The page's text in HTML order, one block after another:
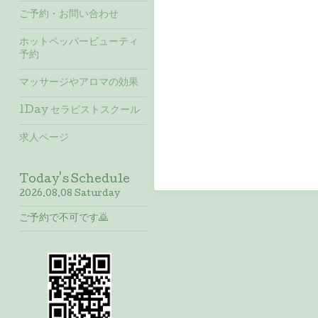
ご予約・お問い合わせ
ホットペッパービューティ
予約
マッサージやアロマの効果
1Day セラピストスクール
求人ページ
Today's Schedule
2026.08.08 Saturday
ご予約で不可です🙇